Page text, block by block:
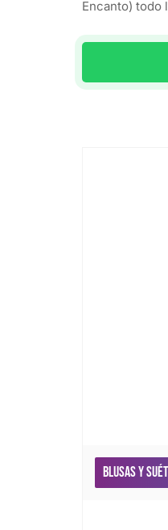
Encanto) todo
Blusas y